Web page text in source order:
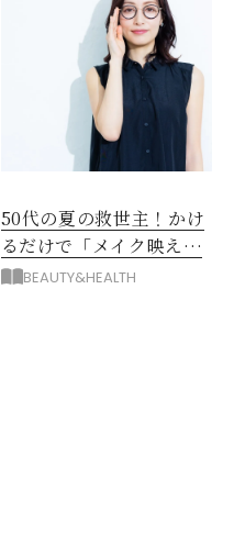
50代の夏の救世主！かけ
るだけで「メイク映え」
する眼鏡
BEAUTY&HEALTH